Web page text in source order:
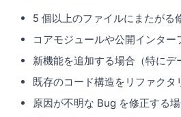
5 個以上のファイルにまたがる
コアモジュールや公開インタ
新機能を追加する場合（特に
既存のコード構造をリファクタ
原因が不明な Bug を修正する